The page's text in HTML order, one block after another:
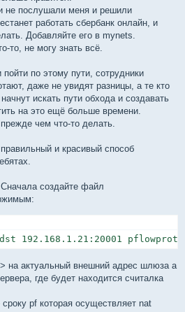
не послушали меня и решили
работать сбербанк онлайн, и
Добавляйте его в mynets.
то, не могу знать всё.
по этому пути, сотрудники
даже не увидят разницы, а те кто
искать пути обхода и создавать
на это ещё больше времени.
чем что-то делать.
и красивый способ
создайте файл
192.168.1.21:20001
на актуальный внешний адрес шлюза а
где будет находится считалка
сроку pf которая осуществляет nat